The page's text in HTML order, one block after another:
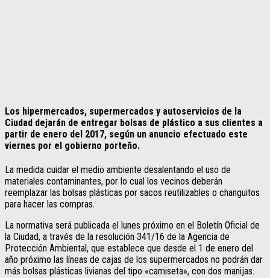
Los hipermercados, supermercados y autoservicios de la
Ciudad dejarán de entregar bolsas de plástico a sus clientes a
partir de enero del 2017, según un anuncio efectuado este
viernes por el gobierno porteño.
La medida cuidar el medio ambiente desalentando el uso de
materiales contaminantes, por lo cual los vecinos deberán
reemplazar las bolsas plásticas por sacos reutilizables o changuitos
para hacer las compras.
La normativa será publicada el lunes próximo en el Boletín Oficial de
la Ciudad, a través de la resolución 341/16 de la Agencia de
Protección Ambiental, que establece que desde el 1 de enero del
año próximo las líneas de cajas de los supermercados no podrán dar
más bolsas plásticas livianas del tipo «camiseta», con dos manijas.